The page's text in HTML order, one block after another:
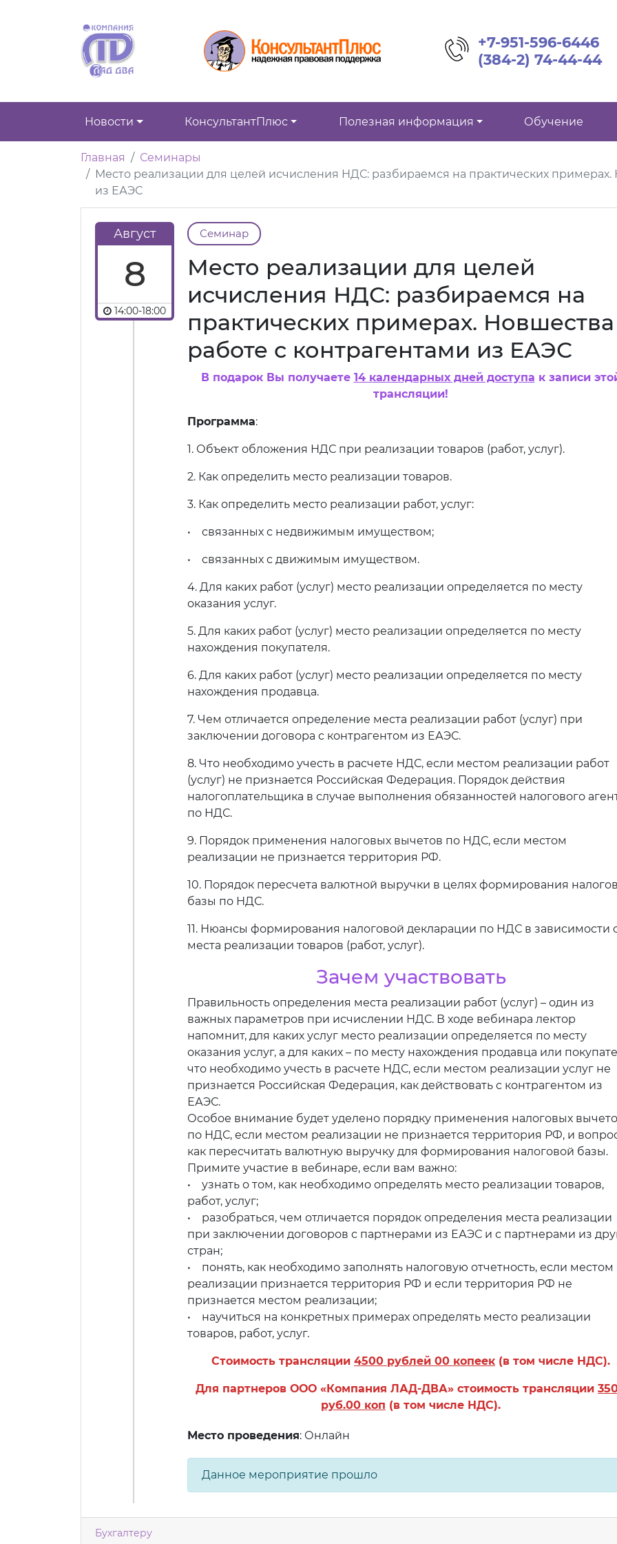
+7-951-596-6446
(384-2) 74-44-44
Новости КонсультантПлюс Полезная информация Обучение
Главная
Семинары
Место реализации для целей исчисления НДС: разбираемся на практических примерах.
из ЕАЭС
Август
8
14:00-18:00
Семинар
Место реализации для целей
исчисления НДС: разбираемся на
практических примерах.
работе с контрагентами из ЕАЭС
В подарок Вы получаете 14 календарных дней доступа к записи
трансляции!
Программа:
1. Объект обложения НДС при реализации товаров (работ, услуг).
2. Как определить место реализации товаров.
3. Как определить место реализации работ, услуг:
• связанных с недвижимым имуществом;
• связанных с движимым имуществом.
4. Для каких работ (услуг) место реализации определяется по месту
оказания услуг.
5. Для каких работ (услуг) место реализации определяется по месту
нахождения покупателя.
6. Для каких работ (услуг) место реализации определяется по месту
нахождения продавца.
7. Чем отличается определение места реализации работ (услуг) при
заключении договора с контрагентом из ЕАЭС.
8. Что необходимо учесть в расчете НДС, если местом реализации работ
(услуг) не признается Российская Федерация. Порядок действия
налогоплательщика в случае выполнения обязанностей налогового
по НДС.
9. Порядок применения налоговых вычетов по НДС, если местом
реализации не признается территория РФ.
10. Порядок пересчета валютной выручки в целях формирования
базы по НДС.
11. Нюансы формирования налоговой декларации по НДС в зависимости
места реализации товаров (работ, услуг).
Зачем участвовать
Правильность определения места реализации работ (услуг) – один из
важных параметров при исчислении НДС. В ходе вебинара лектор
напомнит, для каких услуг место реализации определяется по месту
оказания услуг, а для каких – по месту нахождения продавца или
что необходимо учесть в расчете НДС, если местом реализации услуг не
признается Российская Федерация, как действовать с контрагентом из
ЕАЭС.
Особое внимание будет уделено порядку применения налоговых
по НДС, если местом реализации не признается территория РФ, и
как пересчитать валютную выручку для формирования налоговой базы.
Примите участие в вебинаре, если вам важно:
• узнать о том, как необходимо определять место реализации товаров,
работ, услуг;
• разобраться, чем отличается порядок определения места реализации
при заключении договоров с партнерами из ЕАЭС и с партнерами из
стран;
• понять, как необходимо заполнять налоговую отчетность, если местом
реализации признается территория РФ и если территория РФ не
признается местом реализации;
• научиться на конкретных примерах определять место реализации
товаров, работ, услуг.
Стоимость трансляции 4500 рублей 00 копеек (в том числе НДС).
Для партнеров ООО «Компания ЛАД-ДВА» стоимость трансляции
руб.00 коп (в том числе НДС).
Место проведения: Онлайн
Данное мероприятие прошло
Бухгалтеру